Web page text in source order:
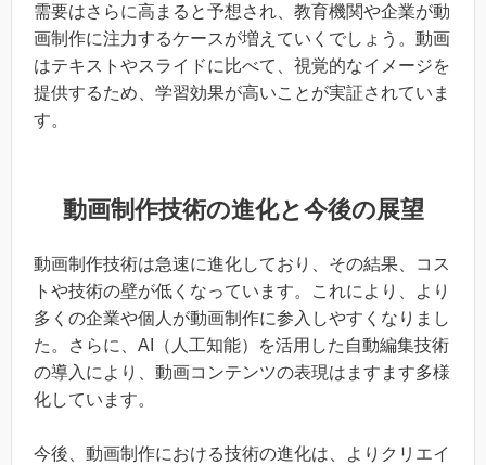
需要はさらに高まると予想され、教育機関や企業が動
画制作に注力するケースが増えていくでしょう。動画
はテキストやスライドに比べて、視覚的なイメージを
提供するため、学習効果が高いことが実証されていま
す。
動画制作技術の進化と今後の展望
動画制作技術は急速に進化しており、その結果、コス
トや技術の壁が低くなっています。これにより、より
多くの企業や個人が動画制作に参入しやすくなりまし
た。さらに、AI（人工知能）を活用した自動編集技術
の導入により、動画コンテンツの表現はますます多様
化しています。
今後、動画制作における技術の進化は、よりクリエイ